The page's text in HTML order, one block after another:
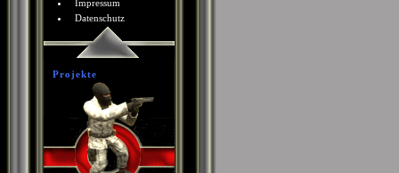
Impressum
Datenschutz
Projekte